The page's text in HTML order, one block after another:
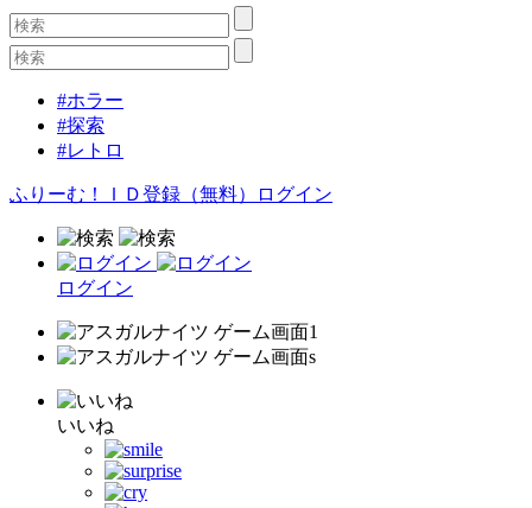
#ホラー
#探索
#レトロ
ふりーむ！ＩＤ登録（無料） ログイン
ログイン
いいね